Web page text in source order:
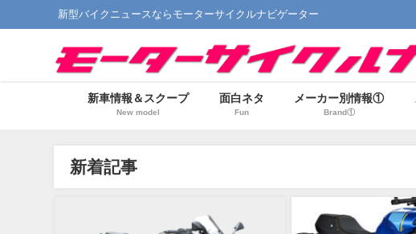
新型バイクニュースならモーターサイクルナビゲーター
新車情報＆スクープ
New model
面白ネタ
Fun
メーカー別情報①
Brand①
新着記事